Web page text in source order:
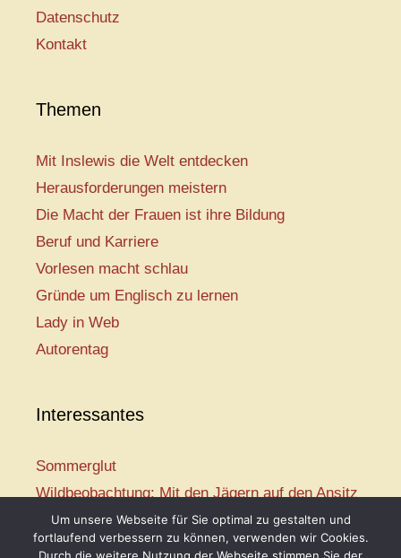
Datenschutz
Kontakt
Themen
Mit Inslewis die Welt entdecken
Herausforderungen meistern
Die Macht der Frauen ist ihre Bildung
Beruf und Karriere
Vorlesen macht schlau
Gründe um Englisch zu lernen
Lady in Web
Autorentag
Interessantes
Sommerglut
Wildbeobachtung: Mit den Jägern auf den Ansitz
Mir ist so heiß
Mission: Rettungsschwimmer
Um unsere Webseite für Sie optimal zu gestalten und
fortlaufend verbessern zu können, verwenden wir Cookies.